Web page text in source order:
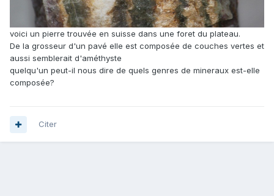
voici un pierre trouvée en suisse dans une foret du plateau.
De la grosseur d'un pavé elle est composée de couches vertes et
aussi semblerait d'améthyste
quelqu'un peut-il nous dire de quels genres de mineraux est-elle
composée?
Citer